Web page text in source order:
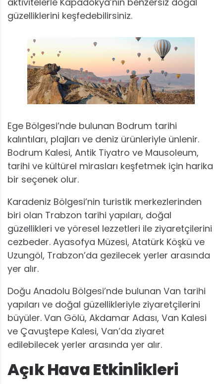
güzelliklerini keşfedebilirsiniz.
Ege Bölgesi’nde bulunan Bodrum tarihi
kalıntıları, plajları ve deniz ürünleriyle ünlenir.
Bodrum Kalesi, Antik Tiyatro ve Mausoleum,
tarihi ve kültürel mirasları keşfetmek için harika
bir seçenek olur.
Karadeniz Bölgesi’nin turistik merkezlerinden
biri olan Trabzon tarihi yapıları, doğal
güzellikleri ve yöresel lezzetleri ile ziyaretçilerini
cezbeder. Ayasofya Müzesi, Atatürk Köşkü ve
Uzungöl, Trabzon’da gezilecek yerler arasında
yer alır.
Doğu Anadolu Bölgesi’nde bulunan Van tarihi
yapıları ve doğal güzellikleriyle ziyaretçilerini
büyüler. Van Gölü, Akdamar Adası, Van Kalesi
ve Çavuştepe Kalesi, Van’da ziyaret
edilebilecek yerler arasında yer alır.
Açık Hava Etkinlikleri